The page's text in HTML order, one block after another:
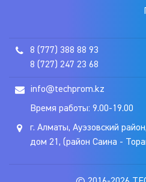
8 (777) 388 88 93
8 (727) 247 23 68
info@techprom.kz
Время работы: 9.00-19.00
г. Алматы, Ауэзовский
дом 21, (район Саина -